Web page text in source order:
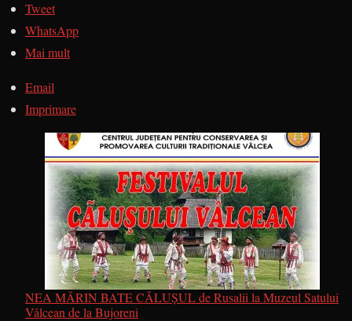
Tweet
WhatsApp
Mai mult
Email
Imprimare
NEA MĂRIN BATE CĂLUȘUL de Rusalii la Muzeul Satului
Vâlcean de la Bujoreni